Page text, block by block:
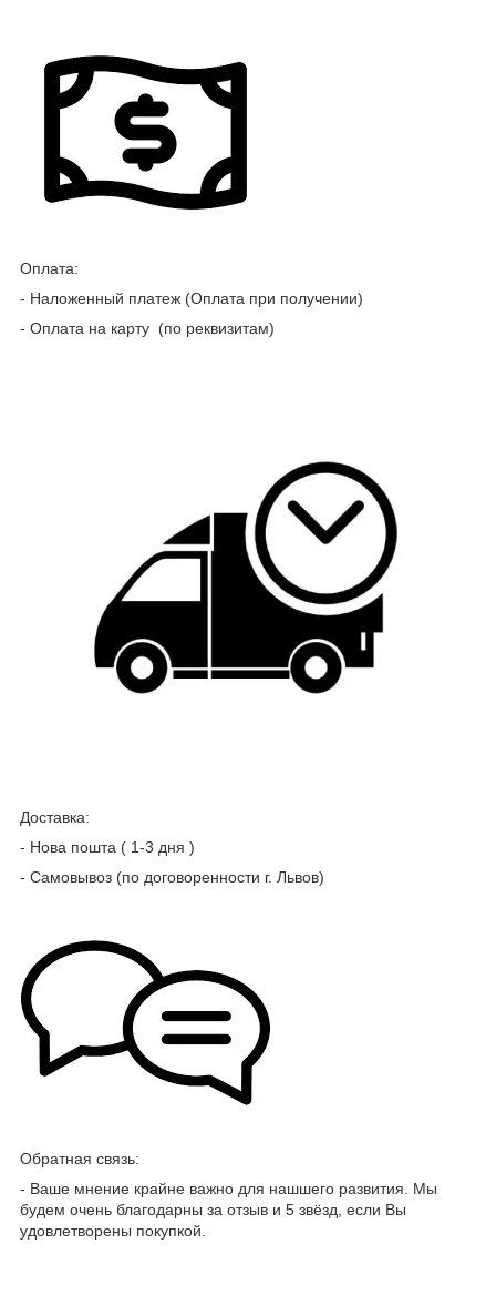
Оплата:
- Наложенный платеж (Оплата при получении)
- Оплата на карту (по реквизитам)
Доставка:
- Нова пошта ( 1-3 дня )
- Самовывоз (по договоренности г. Львов)
Обратная связь:
- Ваше мнение крайне важно для нашшего развития. Мы
будем очень благодарны за отзыв и 5 звёзд, если Вы
удовлетворены покупкой.